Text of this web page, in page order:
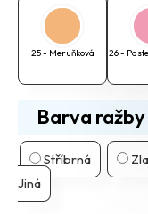
25 - Meruňková 26 -
Barva ražby
Stříbrná
Jiná